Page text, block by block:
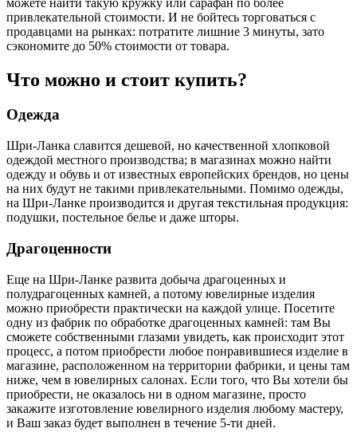
привлекательной стоимости. И не бойтесь торговаться с
продавцами на рынках: потратите лишние 3 минуты, зато
сэкономите до 50% стоимости от товара.
Что можно и стоит купить?
Одежда
Шри-Ланка славится дешевой, но качественной хлопковой
одеждой местного производства; в магазинах можно найти
одежду и обувь и от известных европейских брендов, но цены
на них будут не такими привлекательными. Помимо одежды,
на Шри-Ланке производится и другая текстильная продукция:
подушки, постельное белье и даже шторы.
Драгоценности
Еще на Шри-Ланке развита добыча драгоценных и
полудрагоценных камней, а потому ювелирные изделия
можно приобрести практически на каждой улице. Посетите
одну из фабрик по обработке драгоценных камней: там Вы
сможете собственными глазами увидеть, как происходит этот
процесс, а потом приобрести любое понравившиеся изделие в
магазине, расположенном на территории фабрики, и цены там
ниже, чем в ювелирных салонах. Если того, что Вы хотели бы
приобрести, не оказалось ни в одном магазине, просто
закажите изготовление ювелирного изделия любому мастеру,
и Ваш заказ будет выполнен в течение 5-ти дней.